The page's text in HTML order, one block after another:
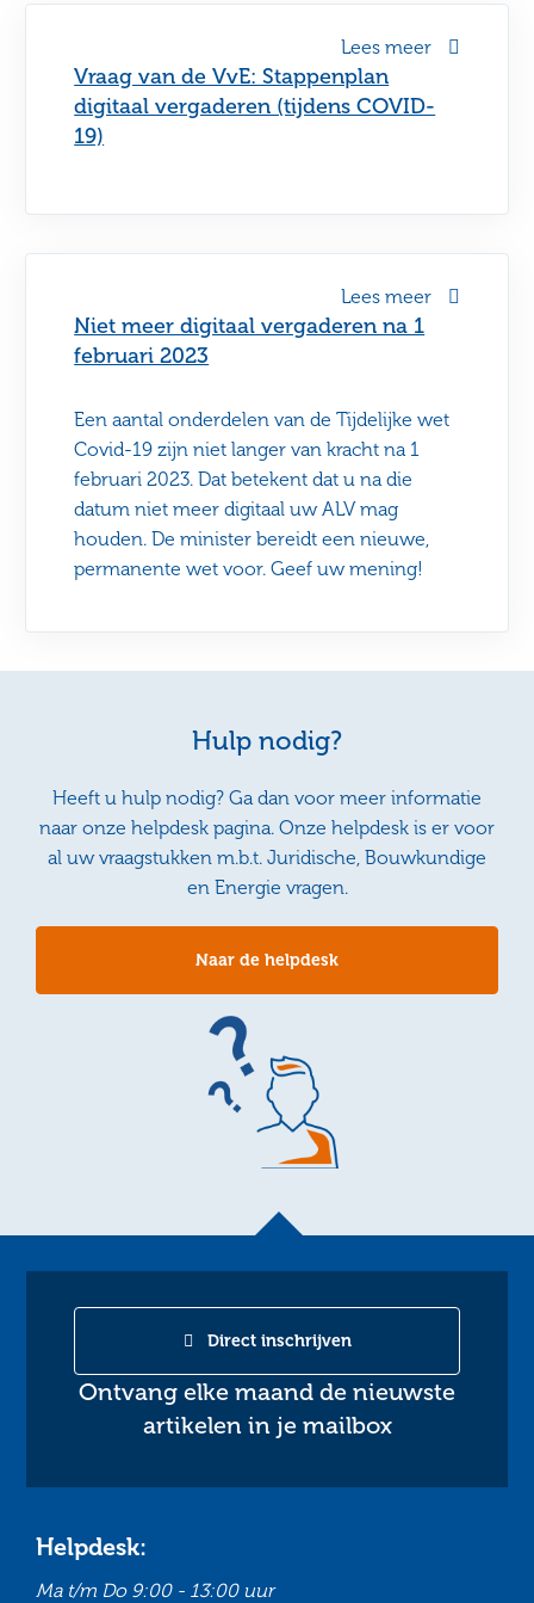
Niet meer digitaal vergaderen na 1
februari 2023
Een aantal onderdelen van de Tijdelijke wet
Covid-19 zijn niet langer van kracht na 1
februari 2023. Dat betekent dat u na die
datum niet meer digitaal uw ALV mag
houden. De minister bereidt een nieuwe,
permanente wet voor. Geef uw mening!
Lees meer
Vraag van de VvE: Stappenplan
digitaal vergaderen (tijdens COVID-
19)
Lees meer
Hulp nodig?
Heeft u hulp nodig? Ga dan voor meer informatie
naar onze helpdesk pagina. Onze helpdesk is er voor
al uw vraagstukken m.b.t. Juridische, Bouwkundige
en Energie vragen.
Naar de helpdesk
Ontvang elke maand de nieuwste
artikelen in je mailbox
Direct inschrijven
Helpdesk:
Ma t/m Do 9:00 - 13:00 uur